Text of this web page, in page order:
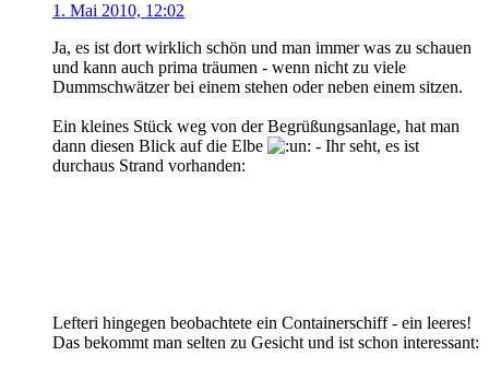
1. Mai 2010, 12:02
Ja, es ist dort wirklich schön und man immer was zu schauen
und kann auch prima träumen - wenn nicht zu viele
Dummschwätzer bei einem stehen oder neben einem sitzen.
Ein kleines Stück weg von der Begrüßungsanlage, hat man
dann diesen Blick auf die Elbe
- Ihr seht, es ist
durchaus Strand vorhanden:
Lefteri hingegen beobachtete ein Containerschiff - ein leeres!
Das bekommt man selten zu Gesicht und ist schon interessant: